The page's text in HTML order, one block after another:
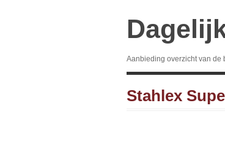
Aanbieding overzicht van de
Stahlex